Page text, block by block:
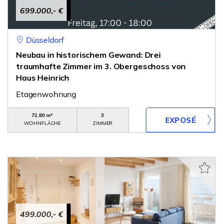
699.000,- €
Düsseldorf
Neubau in historischem Gewand: Drei
traumhafte Zimmer im 3. Obergeschoss von
Haus Heinrich
Etagenwohnung
72,80 m²
WOHNFLÄCHE
3
ZIMMER
499.000,- €